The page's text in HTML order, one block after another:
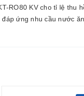
RO80 KV cho tỉ lệ
ứng nhu cầu nước